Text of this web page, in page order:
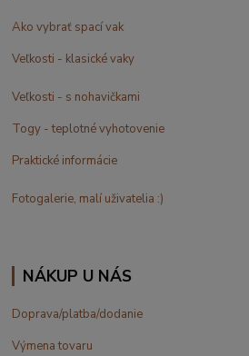
Ako vybrať spací vak
Veľkosti - klasické vaky
Veľkosti - s nohavičkami
Togy - teplotné vyhotovenie
Praktické informácie
Fotogalerie, malí uživatelia :)
NÁKUP U NÁS
Doprava/platba/dodanie
Výmena tovaru